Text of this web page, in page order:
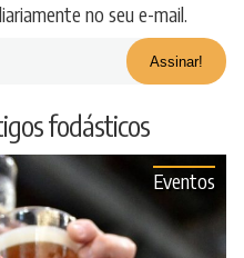
no seu e-mail.
fodásticos
Eventos